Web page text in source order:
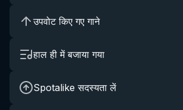
उपवोट किए गए गाने
हाल ही में बजाया गया
Spotalike सदस्यता लें